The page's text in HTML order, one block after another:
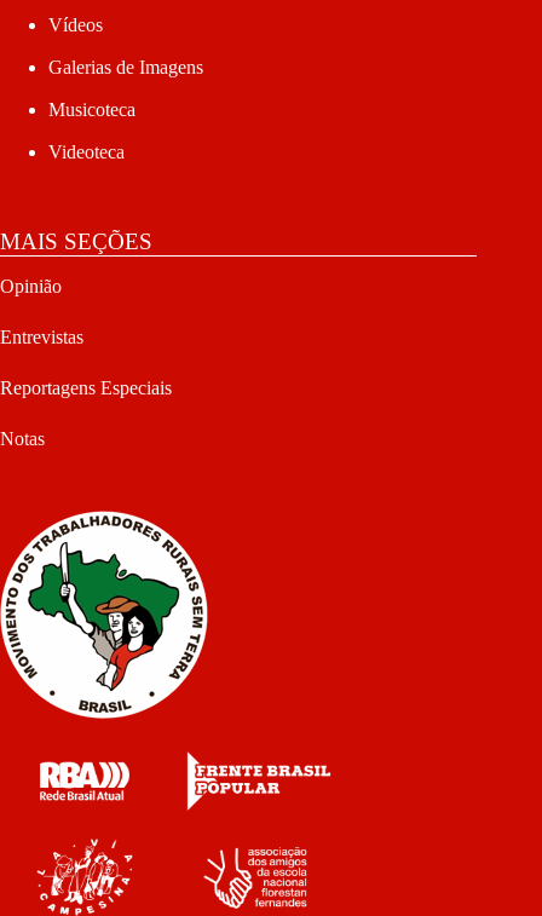
Vídeos
Galerias de Imagens
Musicoteca
Videoteca
MAIS SEÇÕES
Opinião
Entrevistas
Reportagens Especiais
Notas